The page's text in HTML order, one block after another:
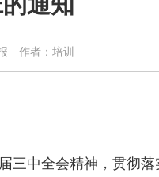
作者：培训
三中全会精神，贯彻